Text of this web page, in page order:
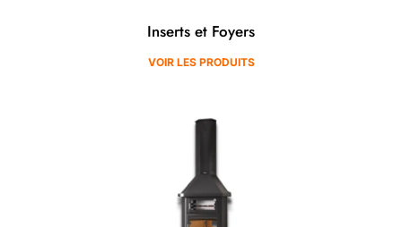
Inserts et Foyers
VOIR LES PRODUITS